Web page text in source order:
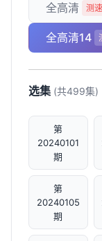
全高清 测
全高清14
选集 (共499集)
第
20240101
期
第
20240105
期